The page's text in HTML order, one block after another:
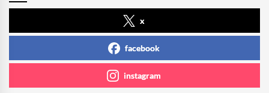
x
facebook
instagram